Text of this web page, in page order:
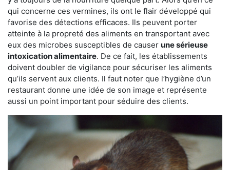
qui concerne ces vermines, ils ont le flair développé qui
favorise des détections efficaces. Ils peuvent porter
atteinte à la propreté des aliments en transportant avec
eux des microbes susceptibles de causer une sérieuse
intoxication alimentaire. De ce fait, les établissements
doivent doubler de vigilance pour sécuriser les aliments
qu’ils servent aux clients. Il faut noter que l’hygiène d’un
restaurant donne une idée de son image et représente
aussi un point important pour séduire des clients.